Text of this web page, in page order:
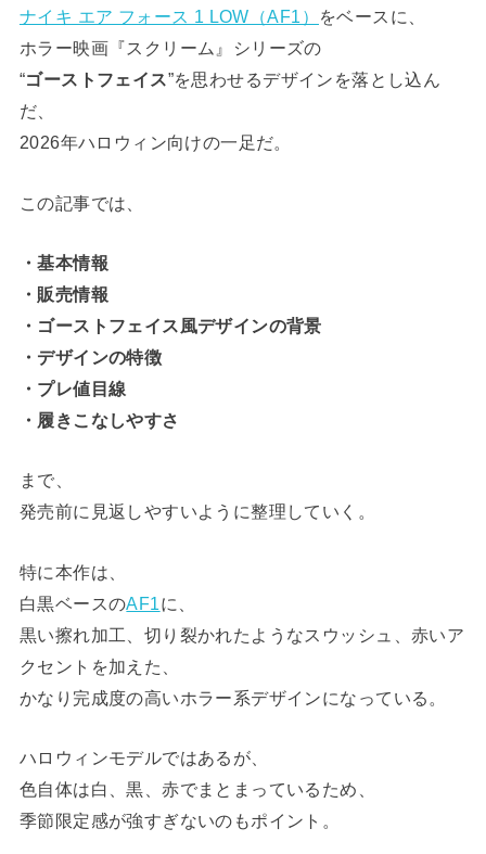
ナイキ エア フォース 1 LOW（AF1）
をベースに、
ホラー映画『スクリーム』シリーズの
“ゴーストフェイス”を思わせるデザインを落とし込ん
だ、
2026年ハロウィン向けの一足だ。
この記事では、
・基本情報
・販売情報
・ゴーストフェイス風デザインの背景
・デザインの特徴
・プレ値目線
・履きこなしやすさ
まで、
発売前に見返しやすいように整理していく。
特に本作は、
白黒ベースのAF1に、
黒い擦れ加工、切り裂かれたようなスウッシュ、赤いア
クセントを加えた、
かなり完成度の高いホラー系デザインになっている。
ハロウィンモデルではあるが、
色自体は白、黒、赤でまとまっているため、
季節限定感が強すぎないのもポイント。